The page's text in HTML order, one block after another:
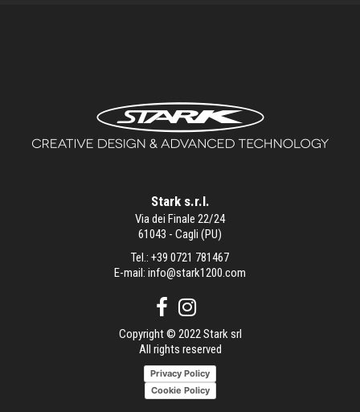
Stark s.r.l.
Via dei Finale 22/24
61043 - Cagli (PU)
Tel.: +39 0721 781467
E-mail: info@stark1200.com
Copyright © 2022 Stark srl
All rights reserved
Privacy Policy
Cookie Policy